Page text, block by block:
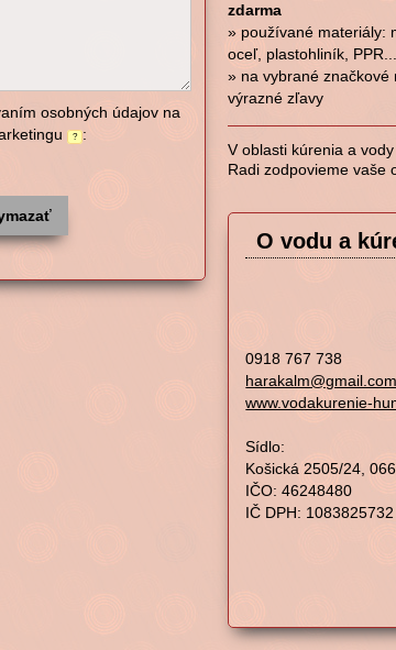
zdarma
» používané materiály:
oceľ, plastohliník, PPR...
» na vybrané značkové
výrazné zľavy
V oblasti kúrenia a
Radi zodpovieme vaše
O vodu a
0918 767 738
harakalm@gmail.com
www.vodakurenie-
Sídlo:
Košická 2505/24,
IČO: 46248480
IČ DPH: 1083825732
osobných údajov na
? :